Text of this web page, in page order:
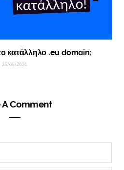
κατάλληλο .eu domain;
25/06/2024
Comment